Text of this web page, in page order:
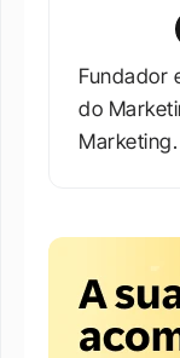
Fundador
do
Marketing.